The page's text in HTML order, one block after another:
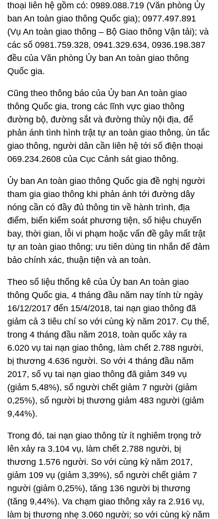
thoại liên hệ gồm có: 0989.088.719 (Văn phòng Ủy
ban An toàn giao thông Quốc gia); 0977.497.891
(Vụ An toàn giao thông – Bộ Giao thông Vận tải); và
các số 0981.759.328, 0941.329.634, 0936.198.387
đều của Văn phòng Ủy ban An toàn giao thông
Quốc gia.
Cũng theo thông báo của Ủy ban An toàn giao
thông Quốc gia, trong các lĩnh vực giao thông
đường bộ, đường sắt và đường thủy nội địa, để
phản ánh tình hình trật tự an toàn giao thông, ùn tắc
giao thông, người dân cần liên hệ tới số điện thoại
069.234.2608 của Cục Cảnh sát giao thông.
Ủy ban An toàn giao thông Quốc gia đề nghị người
tham gia giao thông khi phản ánh tới đường dây
nóng cần có đầy đủ thông tin về hành trình, địa
điểm, biển kiểm soát phương tiện, số hiệu chuyến
bay, thời gian, lỗi vi phạm hoặc vấn đề gây mất trật
tự an toàn giao thông; ưu tiên dùng tin nhắn để đảm
bảo chính xác, thuận tiện và an toàn.
Theo số liệu thống kê của Ủy ban An toàn giao
thông Quốc gia, 4 tháng đầu năm nay tính từ ngày
16/12/2017 đến 15/4/2018, tai nạn giao thông đã
giảm cả 3 tiêu chí so với cùng kỳ năm 2017. Cụ thể,
trong 4 tháng đầu năm 2018, toàn quốc xảy ra
6.020 vụ tai nạn giao thông, làm chết 2.788 người,
bị thương 4.636 người. So với 4 tháng đầu năm
2017, số vụ tai nạn giao thông đã giảm 349 vụ
(giảm 5,48%), số người chết giảm 7 người (giảm
0,25%), số người bị thương giảm 483 người (giảm
9,44%).
Trong đó, tai nạn giao thông từ ít nghiêm trọng trở
lên xảy ra 3.104 vụ, làm chết 2.788 người, bị
thương 1.576 người. So với cùng kỳ năm 2017,
giảm 109 vụ (giảm 3,39%), số người chết giảm 7
người (giảm 0,25%), tăng 136 người bị thương
(tăng 9,44%). Va chạm giao thông xảy ra 2.916 vụ,
làm bị thương nhẹ 3.060 người; so với cùng kỳ năm